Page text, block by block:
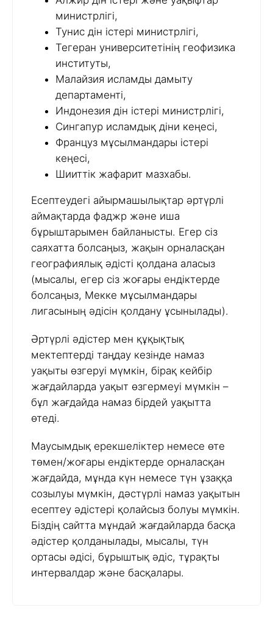
министрлігі,
Тунис дін істері министрлігі,
Тегеран университетінің геофизика
институты,
Малайзия исламды дамыту
департаменті,
Индонезия дін істері министрлігі,
Сингапур исламдық діни кеңесі,
Француз мұсылмандары істері
кеңесі,
Шииттік жафарит мазхабы.
Есептеудегі айырмашылықтар әртүрлі
аймақтарда фаджр және иша
бұрыштарымен байланысты. Егер сіз
саяхатта болсаңыз, жақын орналасқан
географиялық әдісті қолдана аласыз
(мысалы, егер сіз жоғары ендіктерде
болсаңыз, Мекке мұсылмандары
лигасының әдісін қолдану ұсынылады).
Әртүрлі әдістер мен құқықтық
мектептерді таңдау кезінде намаз
уақыты өзгеруі мүмкін, бірақ кейбір
жағдайларда уақыт өзгермеуі мүмкін –
бұл жағдайда намаз бірдей уақытта
өтеді.
Маусымдық ерекшеліктер немесе өте
төмен/жоғары ендіктерде орналасқан
жағдайда, мұнда күн немесе түн ұзаққа
созылуы мүмкін, дәстүрлі намаз уақытын
есептеу әдістері қолайсыз болуы мүмкін.
Біздің сайтта мұндай жағдайларда басқа
әдістер қолданылады, мысалы, түн
ортасы әдісі, бұрыштық әдіс, тұрақты
интервалдар және басқалары.